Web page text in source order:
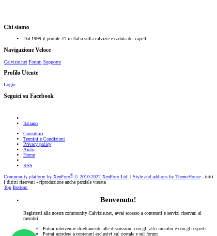
Chi siamo
Dal 1999 il portale #1 in Italia sulla calvizie e caduta dei capelli
Navigazione Veloce
Calvizie.net Forum Supporto
Profilo Utente
Login
Seguici su Facebook
Italiano
Contattaci
Termini e Condizioni
Privacy policy
Aiuto
Home
RSS
Community platform by XenForo® © 2010-2022 XenForo Ltd. | Style and add-ons by ThemeHouse - tutti
i diritti riservati - riproduzione anche parziale vietata
Top Bottom
Benvenuto!
Registrati alla nostra community Calvizie.net, avrai accesso a contenuti e servizi riservati ai
membri:
Potrai intervenire direttamente alle discussioni con gli altri membri e con gli esperti
Potrai accedere a contenuti esclusivi sul portale e sul forum